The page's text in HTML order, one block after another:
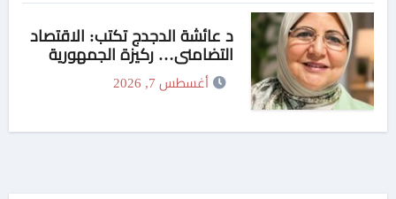
د عائشة الدجدج تكتب: الاقتصاد
التضامني… ركيزة الجمهورية
الجديدة لتحقيق التنمية الشاملة
والعدالة الاجتماعية
أغسطس 7, 2026